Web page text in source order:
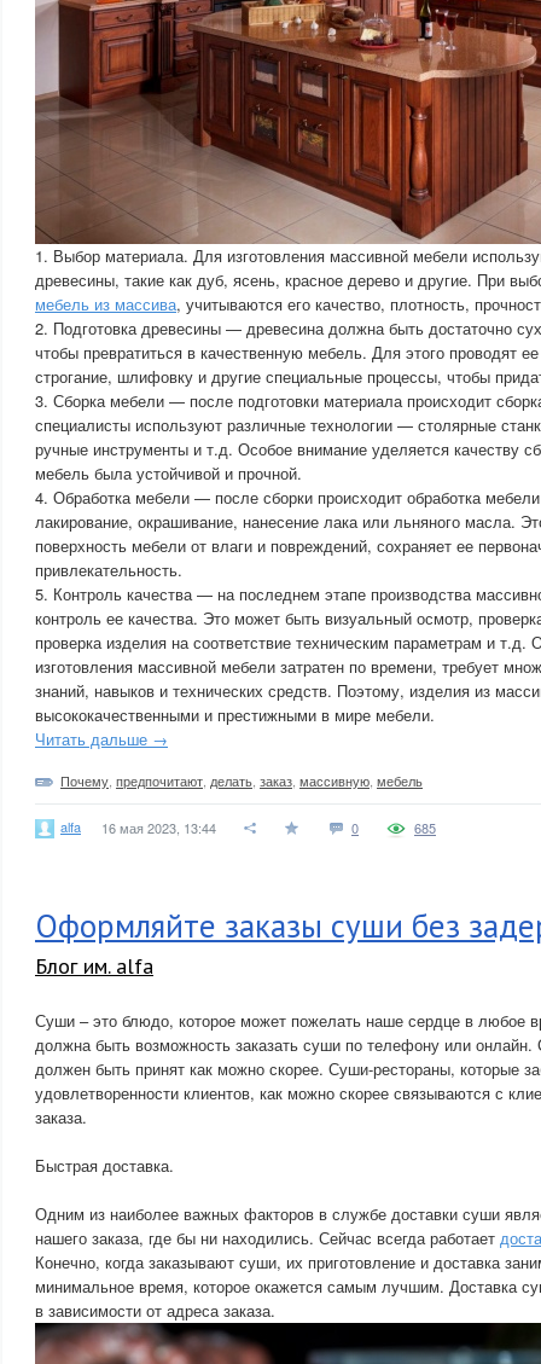
1. Выбор материала. Для изготовления массивной мебели
древесины, такие как дуб, ясень, красное дерево и другие. При
мебель из массива, учитываются его качество, плотность,
2. Подготовка древесины — древесина должна быть достаточно
чтобы превратиться в качественную мебель. Для этого проводят
строгание, шлифовку и другие специальные процессы, чтобы
3. Сборка мебели — после подготовки материала происходит
специалисты используют различные технологии — столярные
ручные инструменты и т.д. Особое внимание уделяется качеству
мебель была устойчивой и прочной.
4. Обработка мебели — после сборки происходит обработка
лакирование, окрашивание, нанесение лака или льняного масла.
поверхность мебели от влаги и повреждений, сохраняет ее
привлекательность.
5. Контроль качества — на последнем этапе производства
контроль ее качества. Это может быть визуальный осмотр,
проверка изделия на соответствие техническим параметрам и т.д.
изготовления массивной мебели затратен по времени, требует
знаний, навыков и технических средств. Поэтому, изделия из
высококачественными и престижными в мире мебели.
Читать дальше →
Почему предпочитают делать заказ массивную мебель
alfa 16 мая 2023, 13:44 0 685
Оформляйте заказы суши без
Блог им. alfa
Суши – это блюдо, которое может пожелать наше сердце в любое
должна быть возможность заказать суши по телефону или онлайн.
должен быть принят как можно скорее. Суши-рестораны, которые
удовлетворенности клиентов, как можно скорее связываются с
заказа.
Быстрая доставка.
Одним из наиболее важных факторов в службе доставки суши
нашего заказа, где бы ни находились. Сейчас всегда работает
Конечно, когда заказывают суши, их приготовление и доставка
минимальное время, которое окажется самым лучшим. Доставка
в зависимости от адреса заказа.